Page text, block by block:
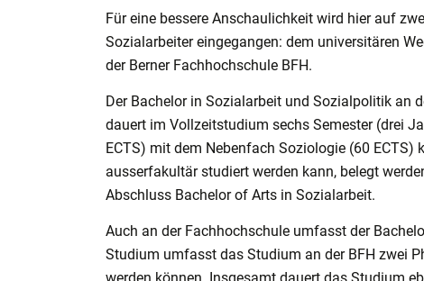
Für eine bessere Anschaulichkeit wird hier auf
Sozialarbeiter eingegangen: dem universitären
der Berner Fachhochschule BFH.
Der Bachelor in Sozialarbeit und Sozialpolitik an
dauert im Vollzeitstudium sechs Semester (drei
ECTS) mit dem Nebenfach Soziologie (60 ECTS)
ausserfakultär studiert werden kann, belegt
Abschluss Bachelor of Arts in Sozialarbeit.
Auch an der Fachhochschule umfasst der
Studium umfasst das Studium an der BFH zwei